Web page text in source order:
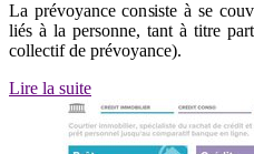
La prévoyance consiste à se
liés à la personne, tant à titre
collectif de prévoyance).
Lire la suite